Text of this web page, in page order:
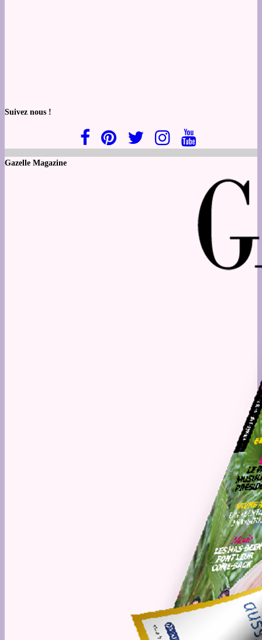
Suivez nous !
Gazelle Magazine